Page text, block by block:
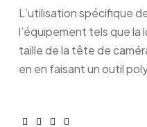
L’utilisation spécifique
l’équipement tels que la
taille de la tête de
en en faisant un outil
Facebook
LinkedinGoogle+